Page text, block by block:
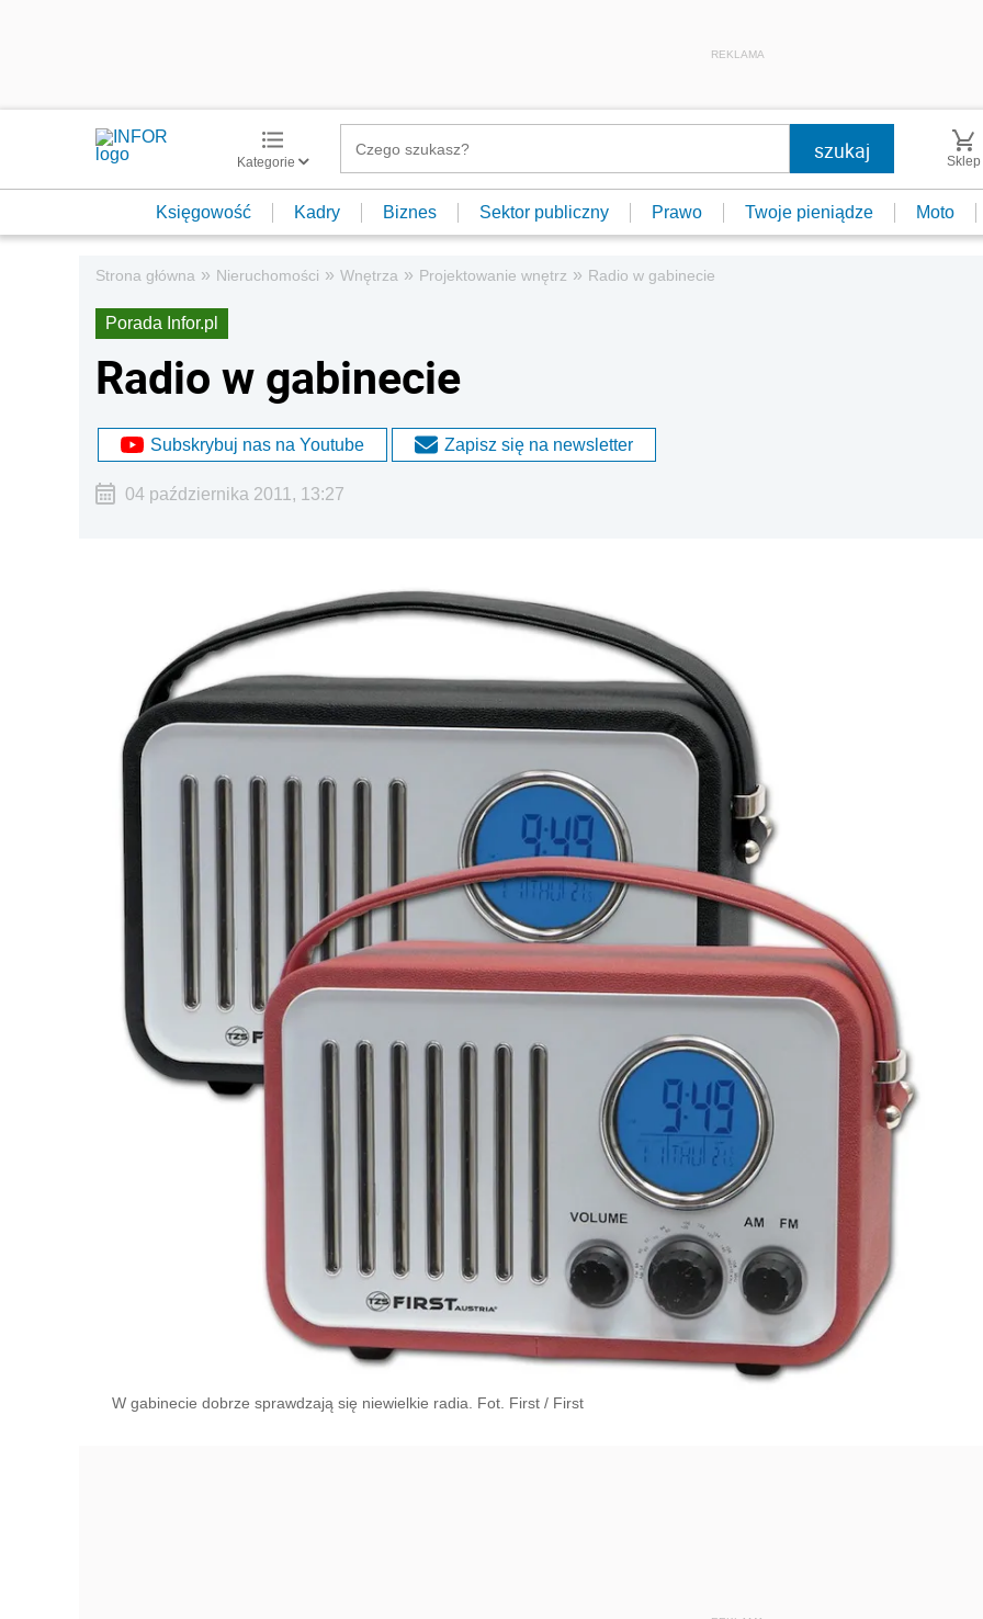
REKLAMA
Kategorie Sklep
Księgowość Kadry Biznes Sektor publiczny Prawo Twoje pieniądze Moto
Strona główna » Nieruchomości » Wnętrza » Projektowanie wnętrz » Radio w gabinecie
Porada Infor.pl
Radio w gabinecie
Subskrybuj nas na Youtube Zapisz się na newsletter
04 października 2011, 13:27
W gabinecie dobrze sprawdzają się niewielkie radia. Fot. First / First